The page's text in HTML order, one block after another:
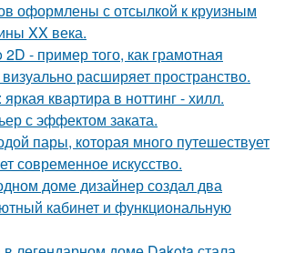
оформлены с отсылкой к круизным
XX века.
- пример того, как грамотная
расширяет пространство.
квартира в ноттинг - хилл.
с эффектом заката.
пары, которая много путешествует
современное искусство.
доме дизайнер создал два
кабинет и функциональную